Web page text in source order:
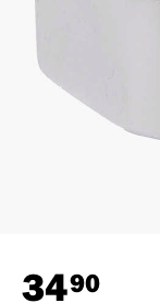
3490